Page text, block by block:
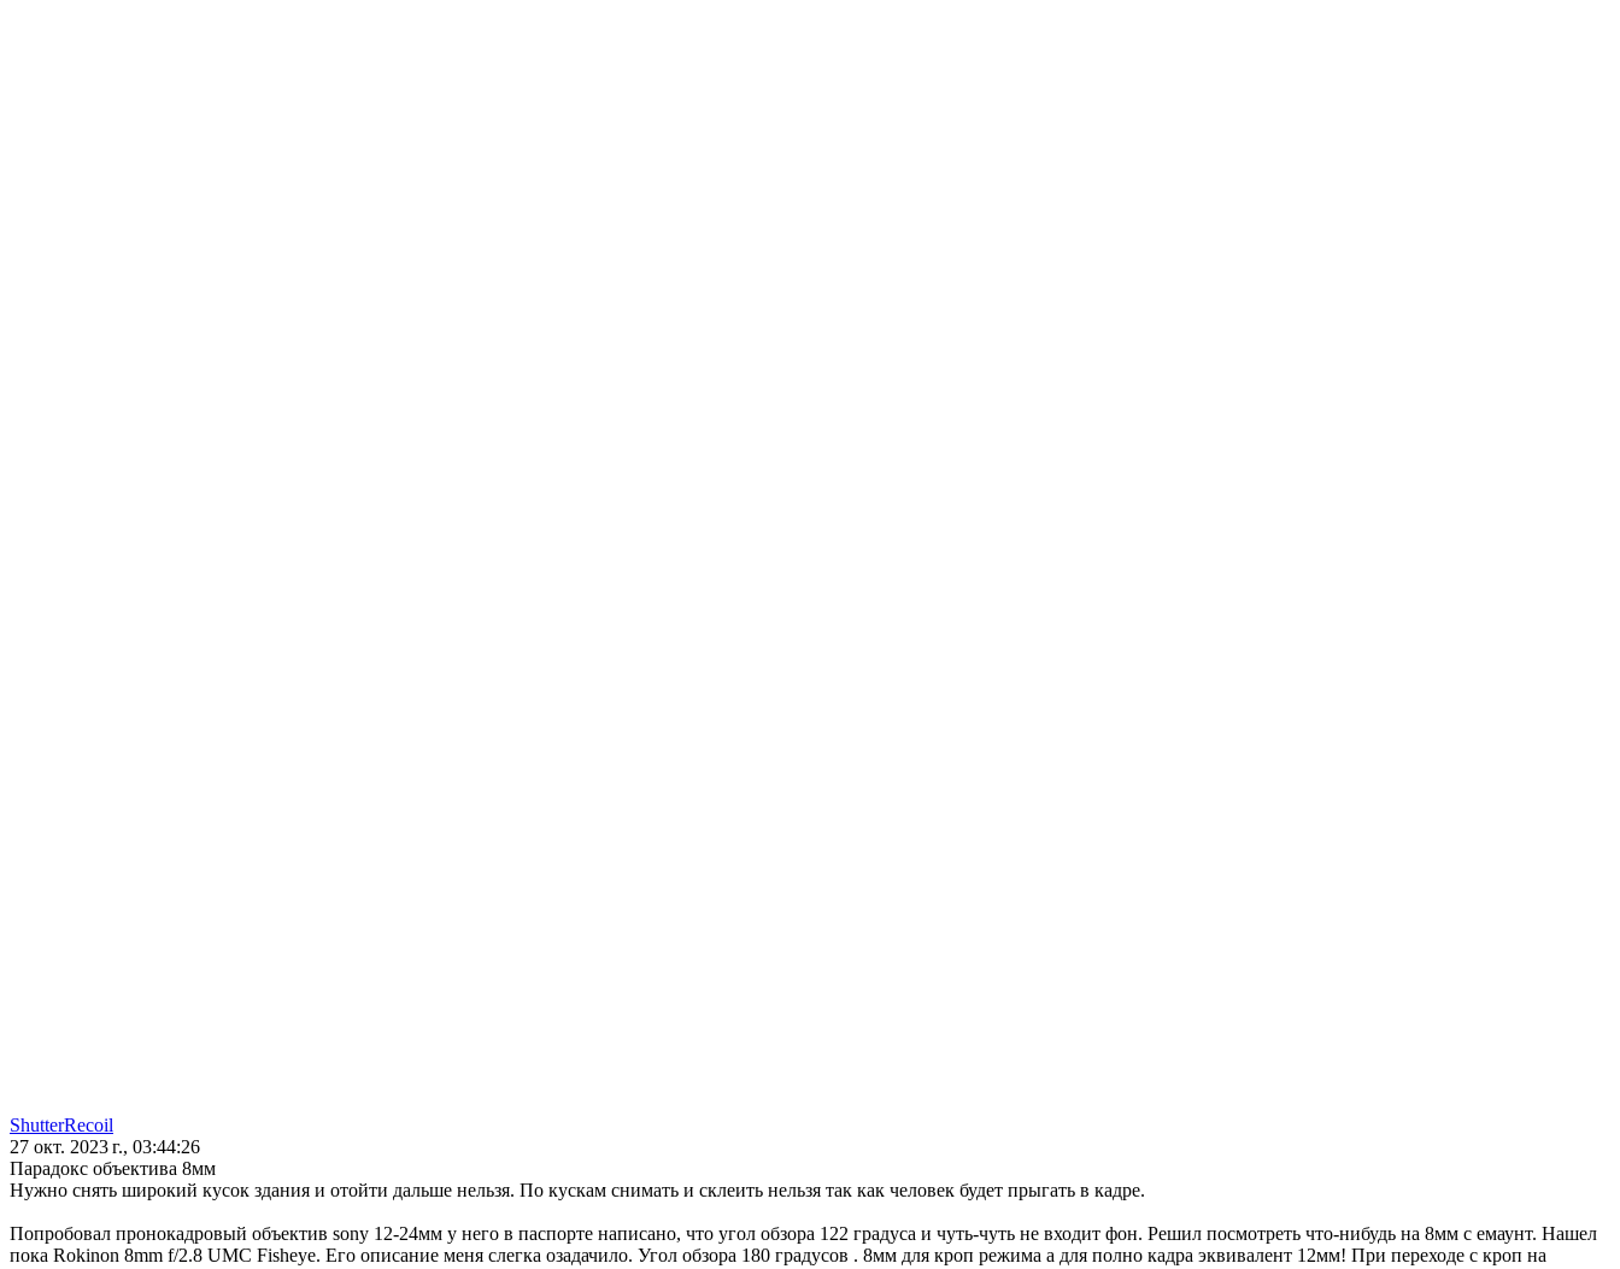
ShutterRecoil
27 окт. 2023 г., 03:44:26
Парадокс объектива 8мм
Нужно снять широкий кусок здания и отойти дальше нельзя. По кускам снимать и склеить нельзя так как человек будет прыгать в кадре.
Попробовал пронокадровый объектив sony 12-24мм у него в паспорте написано, что угол обзора 122 градуса и чуть-чуть не входит фон. Решил посмотреть что-нибудь на 8мм с емаунт. Нашел
пока Rokinon 8mm f/2.8 UMC Fisheye. Его описание меня слегка озадачило. Угол обзора 180 градусов . 8мм для кроп режима а для полно кадра эквивалент 12мм! При переходе с кроп на